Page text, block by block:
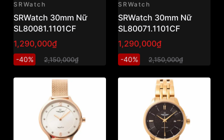
SRWatch
SRWatch 30mm Nữ
SL80081.1101CF
1,290,000₫
-40% 2,150,000₫
SRWatch
SRWatch 30mm Nữ
SL80071.1101CF
1,290,000₫
-40% 2,150,000₫